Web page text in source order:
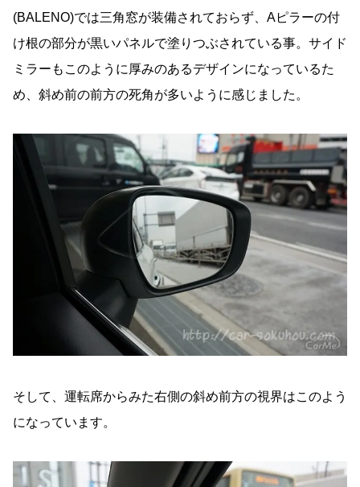
(BALENO)では三角窓が装備されておらず、Aピラーの付
け根の部分が黒いパネルで塗りつぶされている事。サイド
ミラーもこのように厚みのあるデザインになっているた
め、斜め前の前方の死角が多いように感じました。
そして、運転席からみた右側の斜め前方の視界はこのよう
になっています。